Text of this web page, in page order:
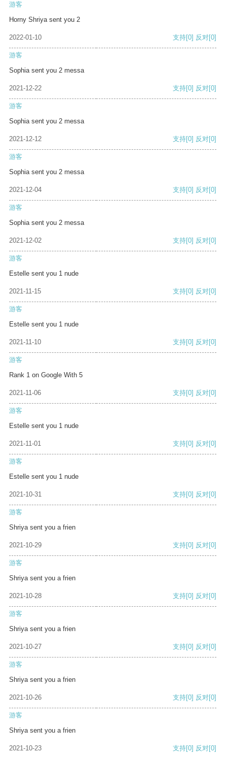
游客
Horny Shriya sent you 2
2022-01-10 支持[0] 反对[0]
游客
Sophia sent you 2 messa
2021-12-22 支持[0] 反对[0]
游客
Sophia sent you 2 messa
2021-12-12 支持[0] 反对[0]
游客
Sophia sent you 2 messa
2021-12-04 支持[0] 反对[0]
游客
Sophia sent you 2 messa
2021-12-02 支持[0] 反对[0]
游客
Estelle sent you 1 nude
2021-11-15 支持[0] 反对[0]
游客
Estelle sent you 1 nude
2021-11-10 支持[0] 反对[0]
游客
Rank 1 on Google With 5
2021-11-06 支持[0] 反对[0]
游客
Estelle sent you 1 nude
2021-11-01 支持[0] 反对[0]
游客
Estelle sent you 1 nude
2021-10-31 支持[0] 反对[0]
游客
Shriya sent you a frien
2021-10-29 支持[0] 反对[0]
游客
Shriya sent you a frien
2021-10-28 支持[0] 反对[0]
游客
Shriya sent you a frien
2021-10-27 支持[0] 反对[0]
游客
Shriya sent you a frien
2021-10-26 支持[0] 反对[0]
游客
Shriya sent you a frien
2021-10-23 支持[0] 反对[0]